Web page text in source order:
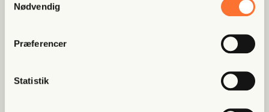
Nødvendig
Præferencer
Statistik